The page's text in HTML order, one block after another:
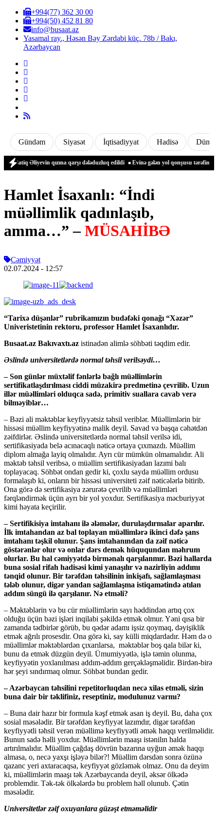
+994(77) 362 30 00
+994(50) 452 81 80
info@busaat.az
Yasamal ray., Həsən Bəy Zərdabi küç. 78b / Bakı,
Azərbaycan
Gündəm Siyasət İqtisadiyyat Hadisə Dünya
Əliyevin qızına qarşı dələduzluq edildi Evinə gələn yol qonşusu tərəfindən zəbt
Hamlet İsaxanlı: “İndi
müəllimlik qadınlaşıb,
amma…” –MÜSAHİBƏ
Cəmiyyət
02.07.2024 - 12:57
“Tarixə düşənlər” rubrikamızın budəfəki qonağı “Xəzər”
Univeristetinin rektoru, professor Hamlet İsaxanlıdır.
Busaat.az Bakıvaxtı.az istinadən alimlə söhbəti təqdim edir.
Əslində universitetlərdə normal təhsil verilsəydi…
– Son günlər müxtəlif fənlərlə bağlı müəllimlərin
sertifikatlaşdırılması ciddi müzakirə predmetinə çevrilib. Uzun
illər müəllimləri olduqca sadə, primitiv suallara cavab verə
bilməyiblər…
– Bəzi ali məktəblər keyfiyyətsiz təhsil veriblər. Müəllimlərin bir
hissəsi müəllim keyfiyyətinə malik deyil. Savad və başqa cəhətdən
zəifdirlər. Əslində universitetlərdə normal təhsil verilsə idi,
sertifikasiyada belə acınacaqlı nəticə ortaya çıxmazdı. Müəllim
diplom almağa layiq olmalıdır. Ayrı cür mümkün olmamalıdır. Ali
məktəb təhsil veribsə, o müəllim sertifikasiyadan lazımi balı
toplayacaq. Söhbət ondan gedir ki, çoxlu sayda müəllim ordusu
formalaşıb ki, onların bir hissəsi universiteti zəif nəticələrlə bitirib.
Ona görə də sertifikasiya zərurətə çevrilib və müəllimləri
fərqləndirmək üçün ayrı bir yol yoxdur. Sertifikasiya məcburiyyət
kimi həyata keçirilir.
– Sertifikisiya imtahanı ilə ələmələr, durulaşdırmalar aparılır.
İlk imtahandan az bal toplayan müəllimlərə ikinci dəfə şans
imtahanı təşkil olunur. Şans imtahanından da zəif nəticə
göstərənlər olur və onlar dərs demək hüququndan məhrum
olurlar. Bu hal cəmiyyətdə birmənalı qarşılanmır. Bəzi hallarda
buna sosial rifah hadisəsi kimi yanaşılır və nazirliyin addımı
tənqid olunur. Bir tərəfdən təhsilinin inkişafı, sağlamlaşması
tələb olunur, digər yandan sağlamlaşma istiqamətində atılan
addım süngü ilə qarşılanır. Nə etməli?
– Məktəblərin və bu cür müəllimlərin sayı həddindən artıq çox
olduğu üçün bəzi işləri inqilabi şəkildə etmək olmur. Yəni qısa bir
zamanda tədbirlər görüb, bu qədər adamı işsiz qoymaq, dəyişiklik
etmək ağrılı prosesdir. Ona görə ki, say külli miqdardadır. Həm də o
müəllimlər məktəblərdən çıxarılarsa, məktəblər boş qala bilər ki,
bunu da etmək düzgün deyil. Ümumiyyətlə, işlə təmin olunma,
keyfiyyətin yoxlanılması addım-addım gerçəkləşməlidir. Birdən-birə
hər şeyi sındırmaq olmur. Söhbət bundan gedir.
– Azərbaycan təhsilini repetitorluqdan necə xilas etməli, sizin
buna dair bir təklifiniz, reseptiniz, modulunuz varmı?
– Buna dair hazır bir formula kəşf etmək asan iş deyil. Bu, daha çox
sosial məsələdir. Bir tərəfdən keyfiyyət lazımdır, digər tərəfdən
keyfiyyətli təhsil verən müəllimə keyfiyyətli əmək haqqı verilməlidir.
Bunun sadə həlli yoxdur. Müəllimlərin maaşı istənilın halda
artırılmalıdır. Müəllim çağdaş dövrün bazarına uyğun əmək haqqı
almasa, o, necə yaxşı işləyə bilər?! Müəllim dərsdən sonra özünə
qazanc yeri axtaracaqsa, keyfiyyət gözləmək olmaz. Onu da deyim
ki, müəllimlərin maaşı tək Azərbaycanda deyil, əksər ölkədə
problemdir. Tək-tək ölkələrdə bu problem həll olunub. Çətin
məsələdir.
Universitetlər zəif oxuyanlara güzəşt etməməlidir